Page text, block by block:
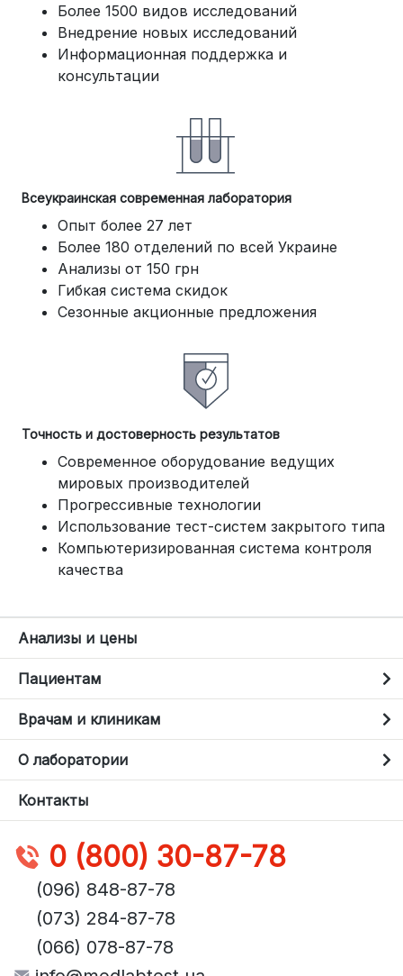
Более 1500 видов исследований
Внедрение новых исследований
Информационная поддержка и
консультации
Всеукраинская современная лаборатория
Опыт более 27 лет
Более 180 отделений по всей Украине
Анализы от 150 грн
Гибкая система скидок
Сезонные акционные предложения
Точность и достоверность результатов
Современное оборудование ведущих
мировых производителей
Прогрессивные технологии
Использование тест-систем закрытого типа
Компьютеризированная система контроля
качества
Анализы и цены
Пациентам
Врачам и клиникам
О лаборатории
Контакты
0 (800) 30-87-78
(096) 848-87-78
(073) 284-87-78
(066) 078-87-78